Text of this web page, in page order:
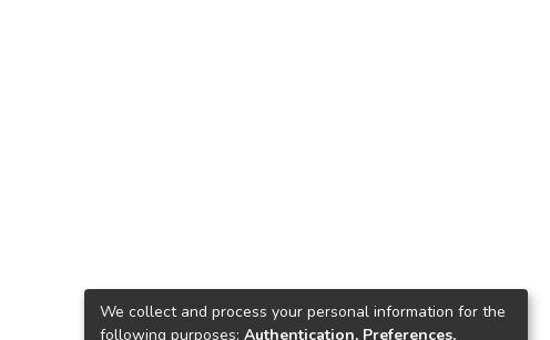
We collect and process your personal information for the
following purposes: Authentication, Preferences,